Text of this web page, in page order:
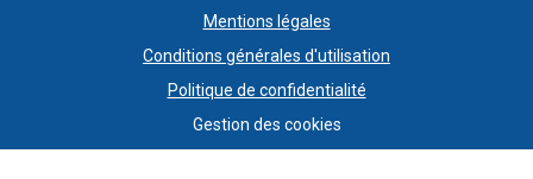
Mentions légales
Conditions générales d'utilisation
Politique de confidentialité
Gestion des cookies